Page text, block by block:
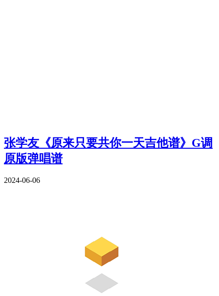
张学友《原来只要共你一天吉他谱》G调
原版弹唱谱
2024-06-06